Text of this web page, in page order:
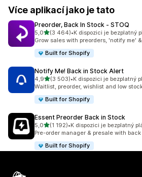
Více aplikací jako je tato
Preorder, Back In Stock ‑ STOQ
5,0z 5 hvězd
(3 464)
Celkový počet recenzí: 3464
•K dispozici je bezplatný
Grow sales with preorders, 'notify me'
Built for Shopify
Notify Me! Back in Stock Alert
4,9z 5 hvězd
(3 503)
Celkový počet recenzí: 3503
•K dispozici je bezplatný
Waitlist, preorder, wishlist and low
Built for Shopify
Essent Preorder Back in Stock
5,0z 5 hvězd
(1 192)
Celkový počet recenzí: 1192
•K dispozici je bezplatný
Pre-order manager & presale with
Built for Shopify